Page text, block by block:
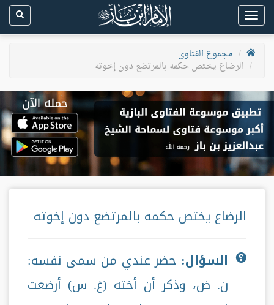
Toggle
navigation
مجموع الفتاوى
الرضاع يختص حكمه بالمرتضع دون إخوته
الرضاع يختص حكمه بالمرتضع دون إخوته
السؤال: حضر عندي من سمى نفسه:
ن. ض، وذكر أن أخته (غ. س) أرضعت